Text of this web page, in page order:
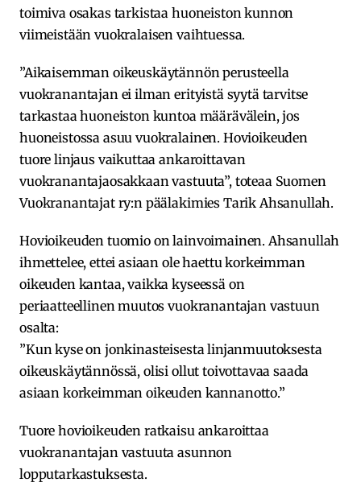
toimiva osakas tarkistaa huoneiston kunnon
viimeistään vuokralaisen vaihtuessa.
”Aikaisemman oikeuskäytännön perusteella
vuokranantajan ei ilman erityistä syytä tarvitse
tarkastaa huoneiston kuntoa määrävälein, jos
huoneistossa asuu vuokralainen. Hovioikeuden
tuore linjaus vaikuttaa ankaroittavan
vuokranantajaosakkaan vastuuta”, toteaa Suomen
Vuokranantajat ry:n päälakimies Tarik Ahsanullah.
Hovioikeuden tuomio on lainvoimainen. Ahsanullah
ihmettelee, ettei asiaan ole haettu korkeimman
oikeuden kantaa, vaikka kyseessä on
periaatteellinen muutos vuokranantajan vastuun
osalta:
”Kun kyse on jonkinasteisesta linjanmuutoksesta
oikeuskäytännössä, olisi ollut toivottavaa saada
asiaan korkeimman oikeuden kannanotto.”
Tuore hovioikeuden ratkaisu ankaroittaa
vuokranantajan vastuuta asunnon
lopputarkastuksesta.